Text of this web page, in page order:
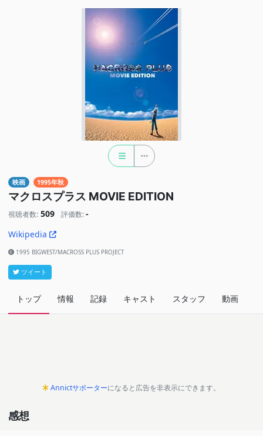
映画 1995年秋
マクロスプラス MOVIE EDITION
視聴者数: 509 評価数: -
Wikipedia
1995 BIGWEST/MACROSS PLUS PROJECT
ツイート
トップ 情報 記録 キャスト スタッフ 動画
Annictサポーターになると広告を非表示にできます。
感想